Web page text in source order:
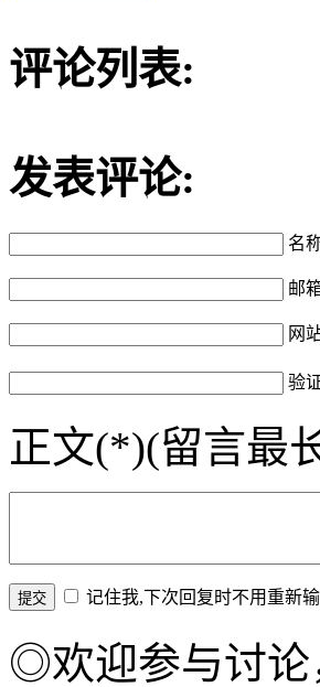
评论列表:
发表评论:
名
邮
网
验
正文(*)(留言最
记住我,下次回复时不用重新
◎欢迎参与讨论